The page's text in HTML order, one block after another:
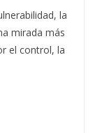
la
mirada más
el control, la